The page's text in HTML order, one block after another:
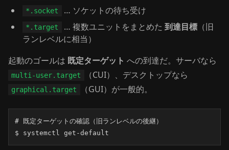
*.socket … ソケットの待ち受け
*.target … 複数ユニットをまとめた 到達目標（旧
ランレベルに相当）
起動のゴールは 既定ターゲット への到達だ。サーバなら
multi-user.target （CUI）、デスクトップなら
graphical.target （GUI）が一般的。
# 既定ターゲットの確認（旧ランレベルの後継）
$ systemctl get-default